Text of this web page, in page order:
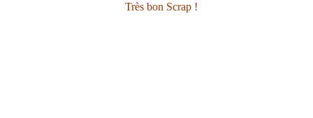
Très bon Scrap !